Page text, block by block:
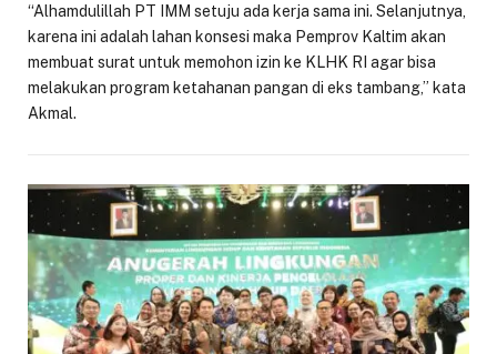
“Alhamdulillah PT IMM setuju ada kerja sama ini. Selanjutnya,
karena ini adalah lahan konsesi maka Pemprov Kaltim akan
membuat surat untuk memohon izin ke KLHK RI agar bisa
melakukan program ketahanan pangan di eks tambang,” kata
Akmal.